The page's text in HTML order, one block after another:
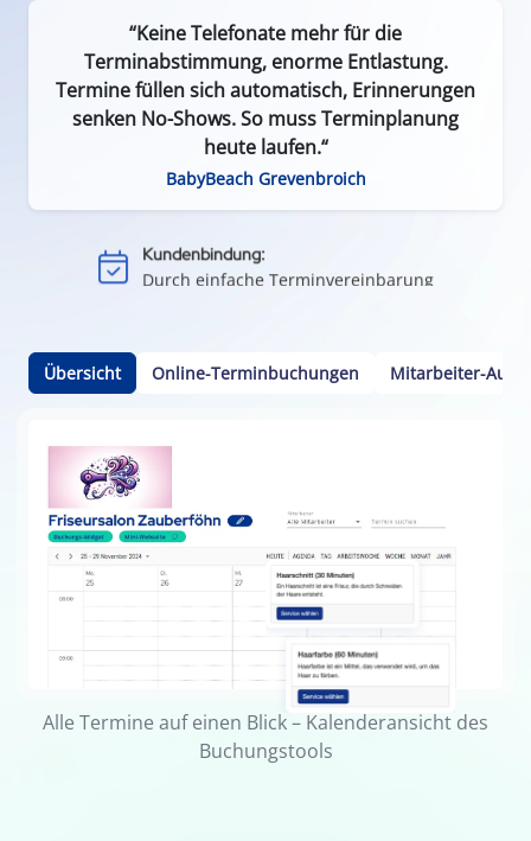
“Keine Telefonate mehr für die
Terminabstimmung, enorme Entlastung.
Termine füllen sich automatisch, Erinnerungen
senken No-Shows. So muss Terminplanung
heute laufen.“
BabyBeach Grevenbroich
Effizient & zeitsparend:
Weniger Leerlauf durch Terminausfälle
Einfach & flexibel:
Keine App oder Installation nötig
Kundenbindung:
Durch einfache Terminvereinbarung
Übersicht Online-Terminbuchungen Mitarbeiter-
Alle Termine auf einen Blick – Kalenderansicht des
Buchungstools